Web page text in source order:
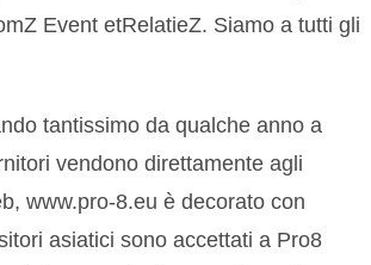
Event etRelatieZ. Siamo a tutti gli
tantissimo da qualche anno a
vendono direttamente agli
www.pro-8.eu è decorato con
asiatici sono accettati a Pro8